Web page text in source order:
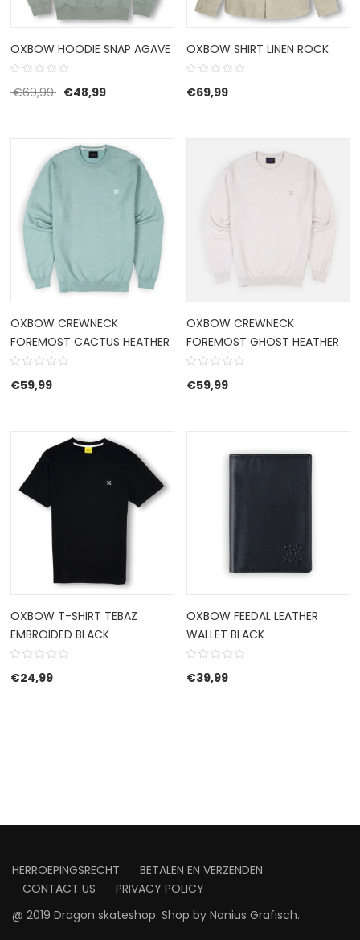
OXBOW HOODIE SNAP AGAVE
€69,99 Oorspronkelijke prijs was: €69,99.
€48,99Huidige prijs is: €48,99.
OXBOW SHIRT LINEN ROCK
€69,99
OXBOW CREWNECK
FOREMOST CACTUS HEATHER
€59,99
OXBOW CREWNECK
FOREMOST GHOST HEATHER
€59,99
OXBOW T-SHIRT TEBAZ
EMBROIDED BLACK
€24,99
OXBOW FEEDAL LEATHER
WALLET BLACK
€39,99
HERROEPINGSRECHT
BETALEN EN VERZENDEN
CONTACT US
PRIVACY POLICY
@ 2019 Dragon skateshop. Shop by Nonius Grafisch.